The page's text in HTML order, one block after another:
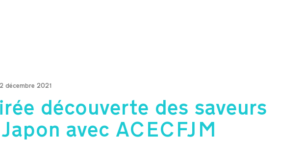
décembre 2021
découverte des saveurs
avec ACECFJM